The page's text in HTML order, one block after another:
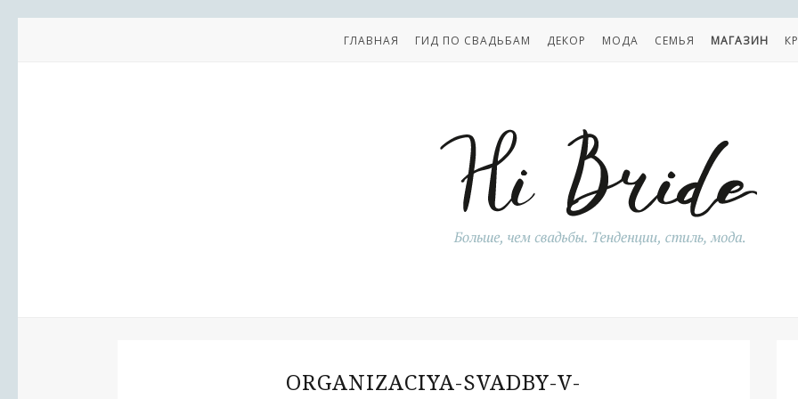
ГЛАВНАЯ ГИД ПО СВАДЬБАМ ДЕКОР МОДА СЕМЬЯ МАГАЗИН
ORGANIZACIYA-SVADBY-V-